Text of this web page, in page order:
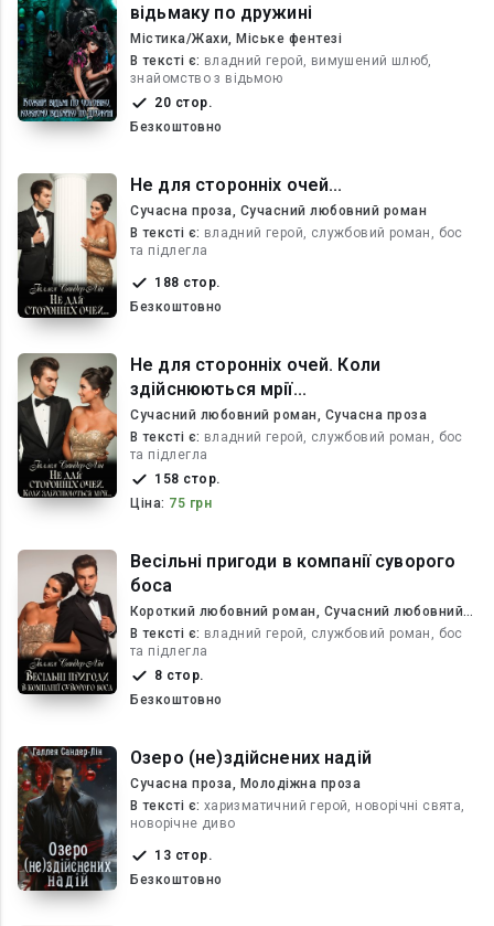
відьмаку по дружині
Містика/Жахи, Міське фентезі
В текcті є: владний герой, вимушений шлюб,
знайомство з відьмою
20 стор.
Безкоштовно
Не для сторонніх очей...
Сучасна проза, Сучасний любовний роман
В текcті є: владний герой, службовий роман, бос
та підлегла
188 стор.
Безкоштовно
Не для сторонніх очей. Коли
здійснюються мрії...
Сучасний любовний роман, Сучасна проза
В текcті є: владний герой, службовий роман, бос
та підлегла
158 стор.
Ціна: 75 грн
Весільні пригоди в компанії суворого
боса
Короткий любовний роман, Сучасний любовний
роман
В текcті є: владний герой, службовий роман, бос
та підлегла
8 стор.
Безкоштовно
Озеро (не)здійснених надій
Сучасна проза, Молодіжна проза
В текcті є: харизматичний герой, новорічні свята,
новорічне диво
13 стор.
Безкоштовно